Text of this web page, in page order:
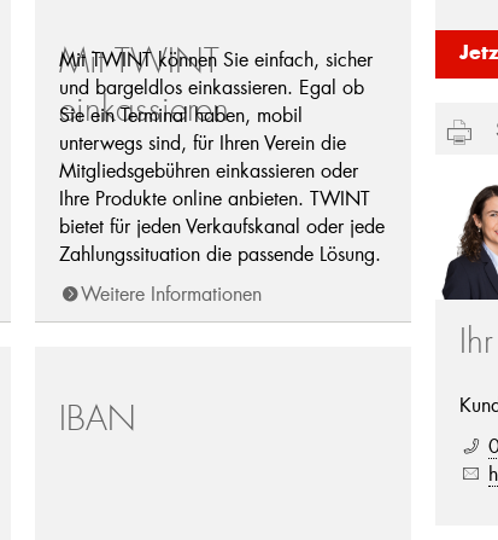
Mit TWINT
einkassieren
Mit TWINT können Sie einfach, sicher
und bargeldlos einkassieren. Egal ob
Sie ein Terminal haben, mobil
unterwegs sind, für Ihren Verein die
Mitgliedsgebühren einkassieren oder
Ihre Produkte online anbieten. TWINT
bietet für jeden Verkaufskanal oder jede
Zahlungssituation die passende Lösung.
Weitere Informationen
IBAN